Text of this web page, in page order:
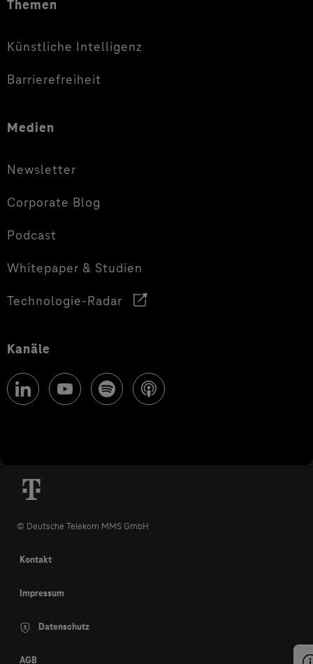
Themen
Künstliche Intelligenz
Barrierefreiheit
Medien
Newsletter
Corporate Blog
Podcast
Whitepaper & Studien
Technologie-Radar
Kanäle
© Deutsche Telekom MMS GmbH
Kontakt
Impressum
Datenschutz
AGB